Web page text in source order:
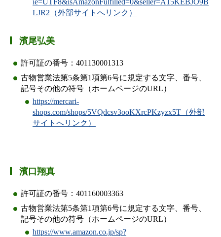
ie=UTF8&isAmazonFulfilled=0&seller=A15KEBJO9B
LJR2（外部サイトへリンク）
濱尾弘美
許可証の番号：401130001313
古物営業法第5条第1項第6号に規定する文字、番号、
記号その他の符号（ホームページのURL）
https://mercari-
shops.com/shops/5VQdcsv3ooKXrcPKzyzx5T（外部
サイトへリンク）
濱口翔真
許可証の番号：401160003363
古物営業法第5条第1項第6号に規定する文字、番号、
記号その他の符号（ホームページのURL）
https://www.amazon.co.jp/sp?